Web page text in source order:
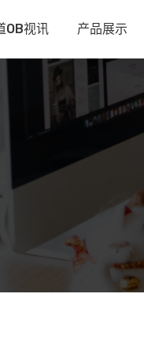
OB视讯 产品展示